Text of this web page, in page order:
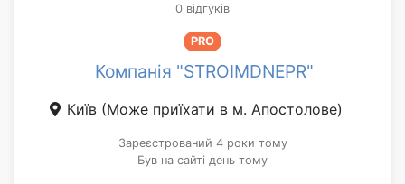
0 відгуків
PRO
Компанія "STROIMDNEPR"
Київ (Може приїхати в м. Апостолове)
Зареєстрований 4 роки тому
Був на сайті день тому